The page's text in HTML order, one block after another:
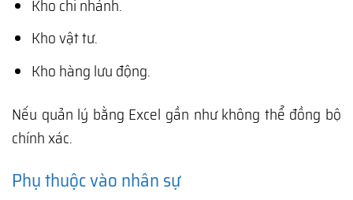
Kho chi nhánh.
Kho vật tư.
Kho hàng lưu động.
Nếu quản lý bằng Excel gần như không thể đồng bộ
chính xác.
Phụ thuộc vào nhân sự